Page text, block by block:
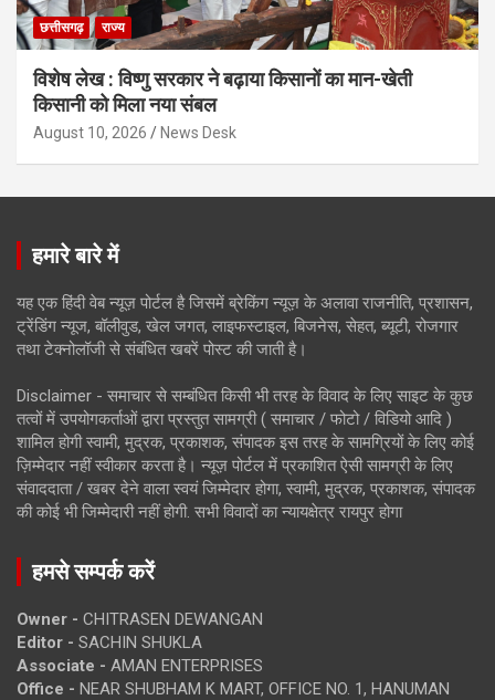
छत्तीसगढ़ राज्य
विशेष लेख : विष्णु सरकार ने बढ़ाया किसानों का मान-खेती
किसानी को मिला नया संबल
August 10, 2026 News Desk
हमारे बारे में
यह एक हिंदी वेब न्यूज़ पोर्टल है जिसमें ब्रेकिंग न्यूज़ के अलावा राजनीति, प्रशासन,
ट्रेंडिंग न्यूज, बॉलीवुड, खेल जगत, लाइफस्टाइल, बिजनेस, सेहत, ब्यूटी, रोजगार
तथा टेक्नोलॉजी से संबंधित खबरें पोस्ट की जाती है।
Disclaimer - समाचार से सम्बंधित किसी भी तरह के विवाद के लिए साइट के कुछ
तत्वों में उपयोगकर्ताओं द्वारा प्रस्तुत सामग्री ( समाचार / फोटो / विडियो आदि )
शामिल होगी स्वामी, मुद्रक, प्रकाशक, संपादक इस तरह के सामग्रियों के लिए कोई
ज़िम्मेदार नहीं स्वीकार करता है। न्यूज़ पोर्टल में प्रकाशित ऐसी सामग्री के लिए
संवाददाता / खबर देने वाला स्वयं जिम्मेदार होगा, स्वामी, मुद्रक, प्रकाशक, संपादक
की कोई भी जिम्मेदारी नहीं होगी. सभी विवादों का न्यायक्षेत्र रायपुर होगा
हमसे सम्पर्क करें
Owner - CHITRASEN DEWANGAN
Editor - SACHIN SHUKLA
Associate - AMAN ENTERPRISES
Office - NEAR SHUBHAM K MART, OFFICE NO. 1, HANUMAN